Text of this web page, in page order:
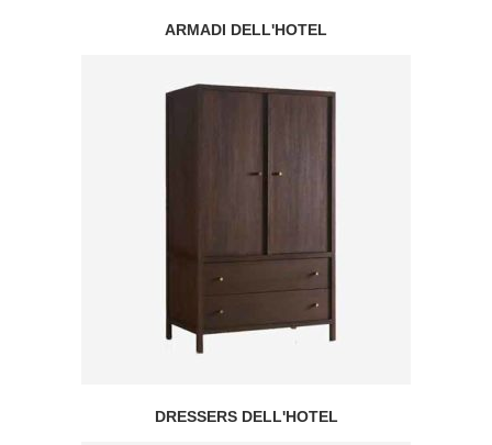
ARMADI DELL'HOTEL
DRESSERS DELL'HOTEL